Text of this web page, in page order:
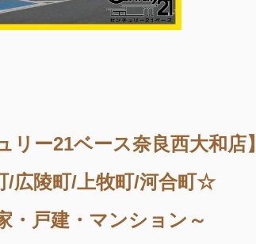
ー21ベース奈良西大和店】
/広陵町/上牧町/河合町☆
・戸建・マンション～